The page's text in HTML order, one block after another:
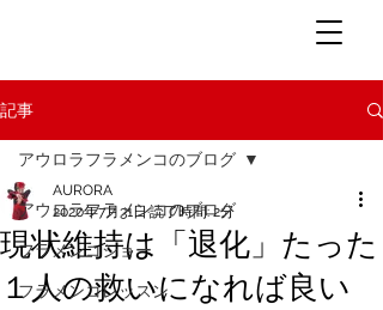
記事
アウロラフラメンコのブログ
フラメンコショー
フラメンコレッスン
アウロラフラメンコのブログ
現状維持は「退化」たった
１人の救いになれば良い
AURORA
2020年7月31日読了時間: 2分